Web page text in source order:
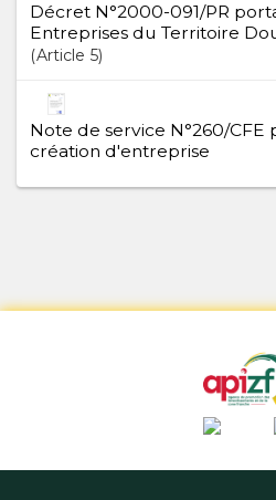
Décret N°2000-091/PR
Entreprises du Territoire
Article 5
Note de service N°260/
création d'entreprise